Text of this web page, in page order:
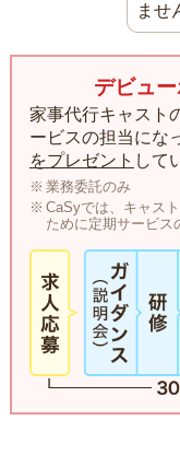
ませ
デビュ
家事代行キャスト
ービスの担当にな
をプレゼント して
業務委託のみ
CaSyでは、キャス
ために定期サービス